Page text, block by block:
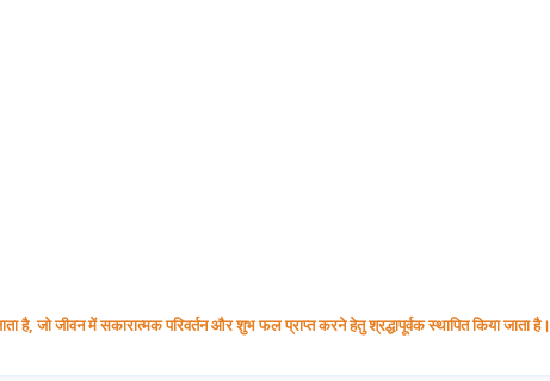
जो जीवन में सकारात्मक परिवर्तन और शुभ फल प्राप्त करने हेतु श्रद्धापूर्वक स्थापित किया जाता है।